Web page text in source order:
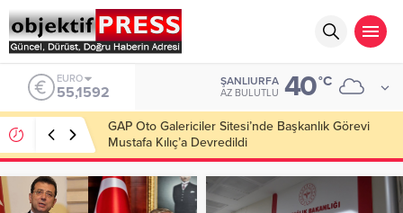
ALTIN
6.649,08
ŞANLIURFA
AZ BULUTLU 40°C
Haliliye’de Yol Çalışmaları 12 Ekiple Sürüyor!